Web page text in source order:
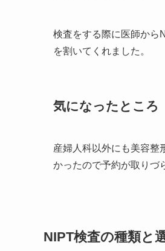
検査をする際に医師から
を割いてくれました。
気になったところ
産婦人科以外にも美容整
かったので予約が取りづ
NIPT検査の種類と